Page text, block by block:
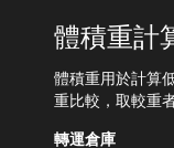
體積重計
體積重用於計算
重比較，取較重
轉運倉庫